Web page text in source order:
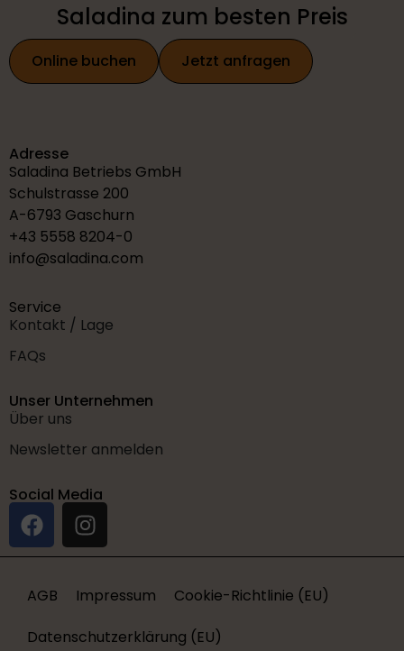
Saladina zum besten Preis
Online buchen Jetzt anfragen
Adresse
Saladina Betriebs GmbH
Schulstrasse 200
A-6793 Gaschurn
+43 5558 8204-0
info@saladina.com
Service
Kontakt / Lage
FAQs
Unser Unternehmen
Über uns
Newsletter anmelden
Social Media
AGB Impressum
Cookie-Richtlinie (EU)
Datenschutzerklärung (EU)